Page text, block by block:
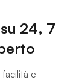
24, 7
facilità e